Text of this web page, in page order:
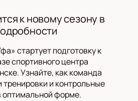
к новому сезону в
стартует подготовку к
спортивного центра
Узнайте, как команда
тренировки и контрольные
оптимальной форме.